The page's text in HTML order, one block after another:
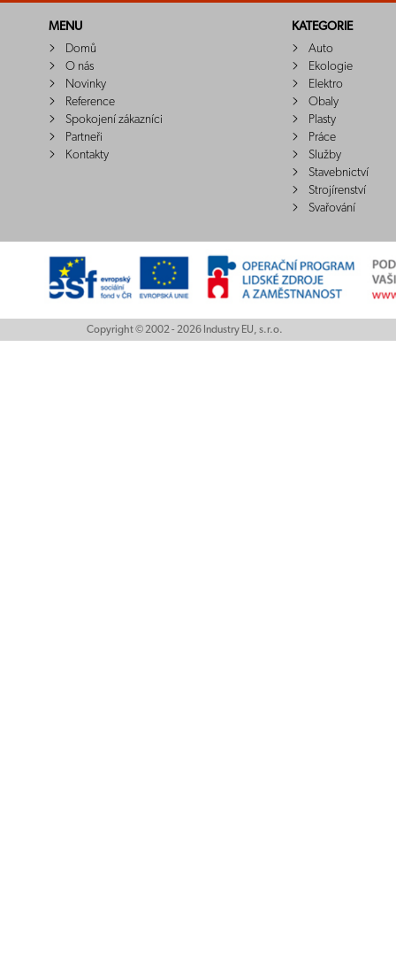
MENU
Domů
O nás
Novinky
Reference
Spokojení zákazníci
Partneři
Kontakty
KATEGORIE
Auto
Ekologie
Elektro
Obaly
Plasty
Práce
Služby
Stavebnictví
Strojírenství
Svařování
Copyright © 2002 - 2026 Industry EU, s.r.o.